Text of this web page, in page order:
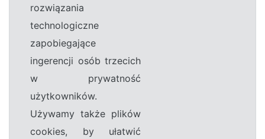
rozwiązania
technologiczne
zapobiegające
ingerencji osób trzecich
w prywatność
użytkowników.
Używamy także plików
cookies, by ułatwić